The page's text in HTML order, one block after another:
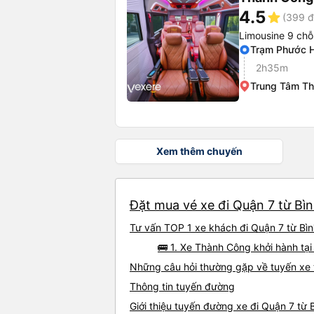
4.5star (399
Limousine 9 chỗ
Trạm Phước
2h35m
Trung Tâm
Xem thêm chuyến
Đặt mua vé xe đi Quận 7 từ
Tư vấn TOP 1 xe khách đi Quận 7 từ
🚌 1. Xe Thành Công khởi hành
Những câu hỏi thường gặp về tuyến xe
Thông tin tuyến đường
Giới thiệu tuyến đường xe đi Quận 7 từ